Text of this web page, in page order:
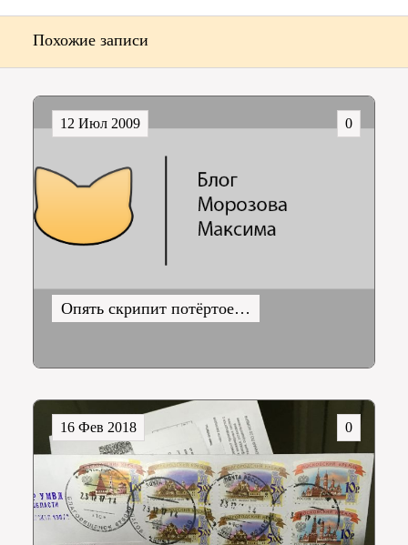
Похожие записи
Опять скрипит потёртое…
0
12 Июл 2009
0
16 Фев 2018